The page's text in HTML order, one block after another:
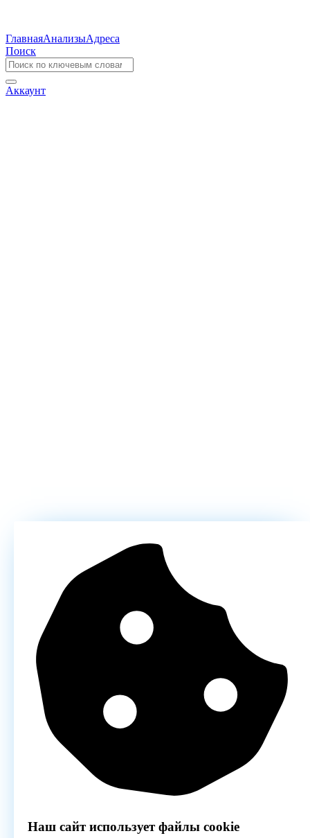
Наш сайт использует файлы cookie
ГлавнаяАнализыАдреса
Поиск
Аккаунт